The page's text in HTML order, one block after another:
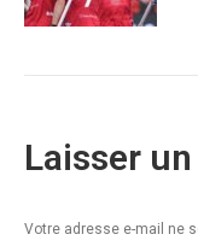
Laisser
Votre adresse e-mail ne